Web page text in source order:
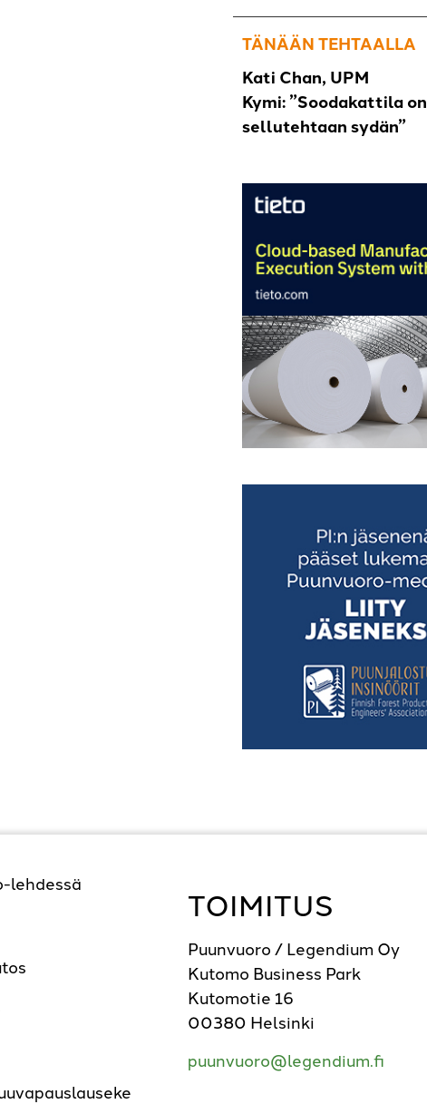
TÄNÄÄN TEHTAALLA
Kati Chan, UPM
Kymi: ”Soodakattila on
sellutehtaan sydän”
lehdessä
TOIMITUS
Puunvuoro / Legendium Oy
Kutomo Business Park
Kutomotie 16
00380 Helsinki
puunvuoro@legendium.fi